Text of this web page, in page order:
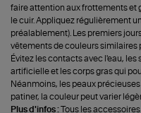
faire attention aux frottements et
le cuir. Appliquez régulièrement
préalablement). Les premiers
vêtements de couleurs similaires
Évitez les contacts avec l'eau,
artificielle et les corps gras qui
Néanmoins, les peaux
patiner, la couleur peut varier
Plus d'infos :Tous les